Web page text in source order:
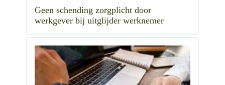
Geen schending zorgplicht door
werkgever bij uitglijder werknemer